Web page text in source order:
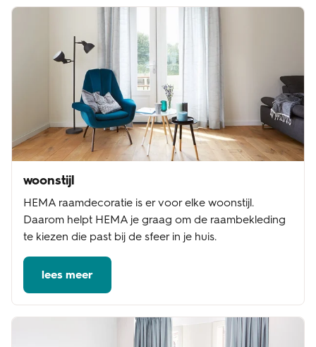
woonstijl
HEMA raamdecoratie is er voor elke woonstijl.
Daarom helpt HEMA je graag om de raambekleding
te kiezen die past bij de sfeer in je huis.
lees meer